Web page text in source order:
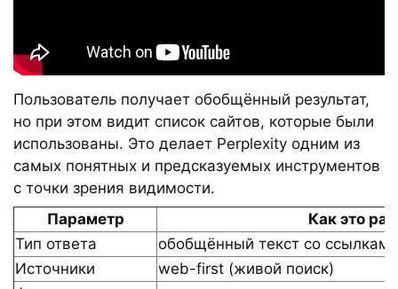
Пользователь получает обобщённый результат,
но при этом видит список сайтов, которые были
использованы. Это делает Perplexity одним из
самых понятных и предсказуемых инструментов
с точки зрения видимости.
Параметр
Как это
Тип ответа
обобщённый текст со ссылками
Источники
web-first (живой поиск)